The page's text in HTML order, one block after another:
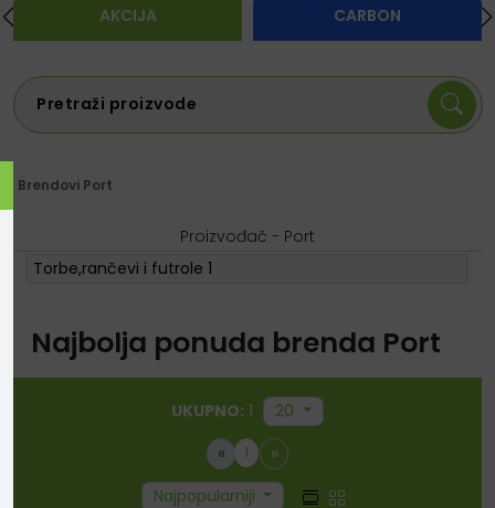
AKCIJA CARBON
Brendovi Port
Proizvođač - Port
Torbe,rančevi i futrole 1
Najbolja ponuda brenda Port
UKUPNO: 1 20
« 1 »
Najpopularniji